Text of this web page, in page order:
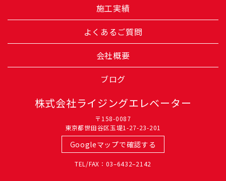
施工実績
よくあるご質問
会社概要
ブログ
株式会社ライジングエレベーター
〒158-0087
東京都世田谷区玉堤1-27-23-201
Googleマップで確認する
TEL/FAX：03–6432–2142